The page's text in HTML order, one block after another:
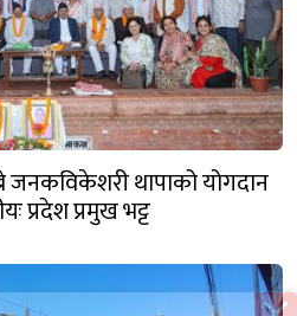
थापाको योगदान
प्रदेश प्रमुख भट्ट